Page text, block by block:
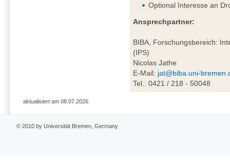
Optional Interesse an
Ansprechpartner:
BIBA, Forschungsbereich:
(IPS)
Nicolas Jathe
E-Mail: jat@biba.uni-
Tel.: 0421 / 218 - 50048
aktualisiert am 08.07.2026
© 2010 by Universität Bremen, Germany